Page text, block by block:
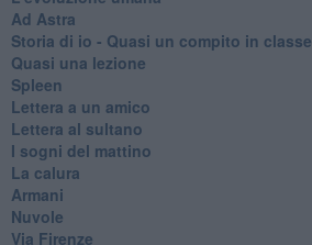
Ad Astra
Storia di io - Quasi un compito in classe
Quasi una lezione
Spleen
Lettera a un amico
Lettera al sultano
I sogni del mattino
La calura
Armani
Nuvole
Via Firenze